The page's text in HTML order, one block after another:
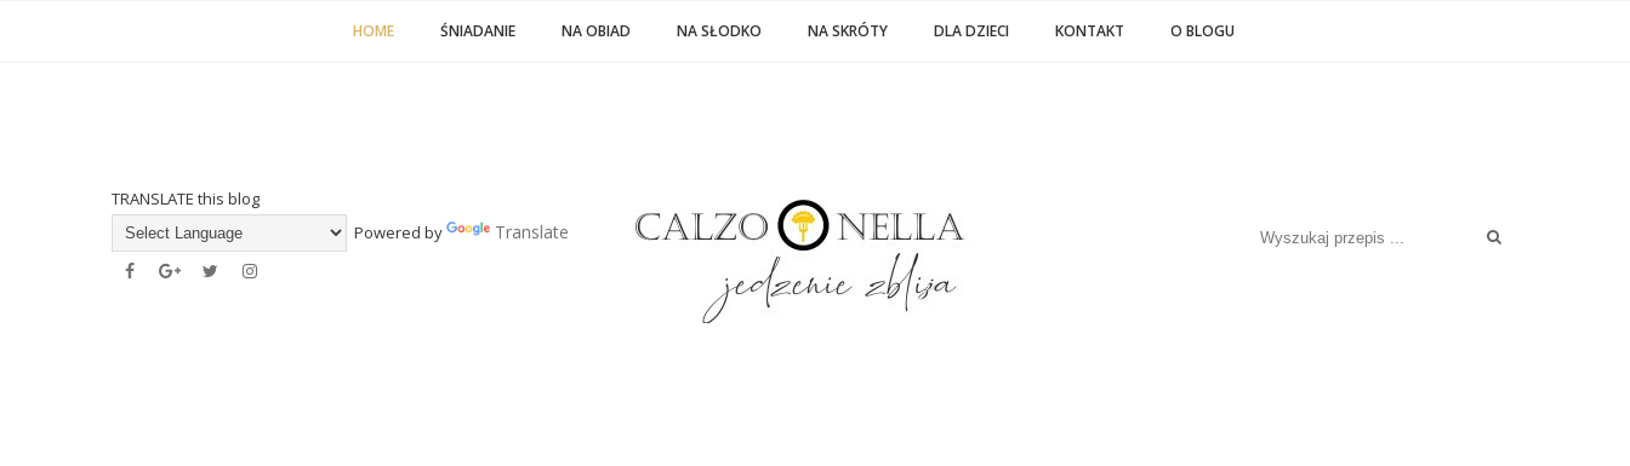
HOME ŚNIADANIE NA OBIAD NA SŁODKO NA SKRÓTY DLA DZIECI KONTAKT O BLOGU
TRANSLATE this blog
Powered by
Translate